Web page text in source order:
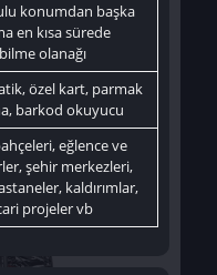
konumdan başka
en kısa sürede
olanağı
özel kart, parmak
barkod okuyucu
eğlence ve
şehir merkezleri,
kaldırımlar,
projeler vb